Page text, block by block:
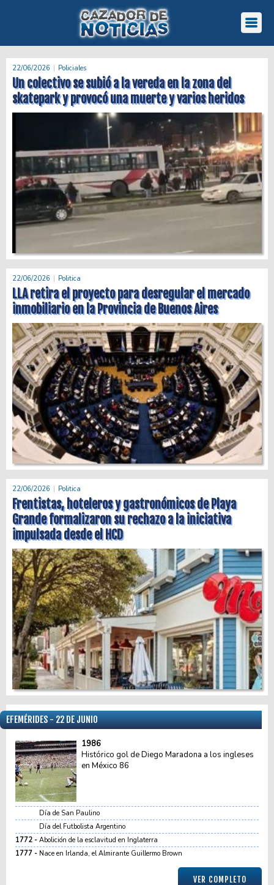
22/06/2026 Policiales
Un colectivo se subió a la vereda en la zona del
skatepark y provocó una muerte y varios heridos
22/06/2026 Politica
LLA retira el proyecto para desregular el mercado
inmobiliario en la Provincia de Buenos Aires
22/06/2026 Politica
Frentistas, hoteleros y gastronómicos de Playa
Grande formalizaron su rechazo a la iniciativa
impulsada desde el HCD
EFEMÉRIDES - 22 DE JUNIO
1986
Histórico gol de Diego Maradona a los ingleses
en México 86
Día de San Paulino
Día del Futbolista Argentino
1772
Abolición de la esclavitud en Inglaterra
1777
Nace en Irlanda, el Almirante Guillermo Brown
VER COMPLETO